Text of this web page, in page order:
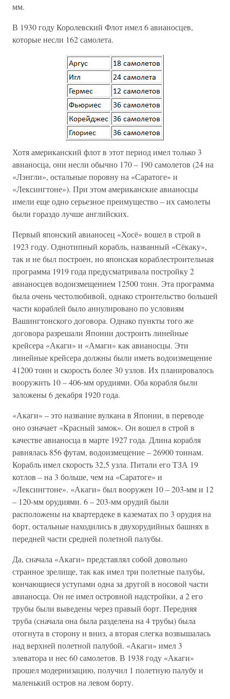
мм.
В 1930 году Королевский Флот имел 6 авианосцев,
которые несли 162 самолета.
Хотя американский флот в этот период имел только 3
авианосца, они несли обычно 170 – 190 самолетов (24 на
«Лэнгли», остальные поровну на «Саратоге» и
«Лексингтоне»). При этом американские авианосцы
имели еще одно серьезное преимущество – их самолеты
были гораздо лучше английских.
Первый японский авианосец «Хосё» вошел в строй в
1923 году. Однотипный корабль, названный «Сёкаку»,
так и не был построен, но японская кораблестроительная
программа 1919 года предусматривала постройку 2
авианосцев водоизмещением 12500 тонн. Эта программа
была очень честолюбивой, однако строительство большей
части кораблей было аннулировано по условиям
Вашингтонского договора. Однако пункты того же
договора разрешали Японии достроить линейные
крейсера «Акаги» и «Амаги» как авианосцы. Эти
линейные крейсера должны были иметь водоизмещение
41200 тонн и скорость более 30 узлов. Их планировалось
вооружить 10 – 406-мм орудиями. Оба корабля были
заложены 6 декабря 1920 года.
«Акаги» – это название вулкана в Японии, в переводе
оно означает «Красный замок». Он вошел в строй в
качестве авианосца в марте 1927 года. Длина корабля
равнялась 856 футам, водоизмещение – 26900 тоннам.
Корабль имел скорость 32,5 узла. Питали его ТЗА 19
котлов – на 3 больше, чем на «Саратоге» и
«Лексингтоне». «Акаги» был вооружен 10 – 203-мм и 12
– 120-мм орудиями. 6 – 203-мм орудий были
расположены на квартердеке в казематах по 3 орудия на
борт, остальные находились в двухорудийных башнях в
передней части средней полетной палубы.
Да, сначала «Акаги» представлял собой довольно
странное зрелище, так как имел три полетные палубы,
кончающиеся уступами одна за другой в носовой части
авианосца. Он не имел островной надстройки, а 2 его
трубы были выведены через правый борт. Передняя
труба (сначала она была разделена на 4 трубы) была
отогнута в сторону и вниз, а вторая слегка возвышалась
над верхней полетной палубой. «Акаги» имел 3
элеватора и нес 60 самолетов. В 1938 году «Акаги»
прошел модернизацию, получил 1 полетную палубу и
маленький остров на левом борту.